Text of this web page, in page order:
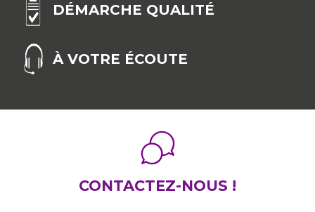
DÉMARCHE QUALITÉ
À VOTRE ÉCOUTE
CONTACTEZ-NOUS !